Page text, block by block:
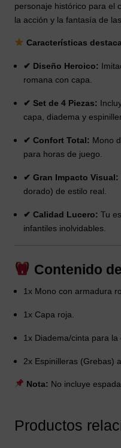
personaje histórico para el
la acción y la fantasía de
Características
✔ Diseño Heroico:
romana con capa.
✔ Set de 4 Piezas:
capa, diadema y
✔ Confort Total: Mono
para horas de juego.
✔ Gran Impacto Visual:
dorado) de estilo real.
✔ Calidad Lucero: Tu
infantiles inolvidables.
Contenido
1x Mono con armadura
1x Capa roja.
1x Diadema/cinta para la
2x Espinilleras (Grebas)
Nota: No incluye
Productos